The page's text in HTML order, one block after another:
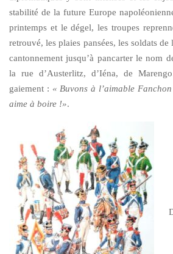
stabilité de la future Europe
printemps et le dégel, les troupes
retrouvé, les plaies pansées, les soldats
cantonnement jusqu’à pancarter le nom
la rue d’Austerlitz, d’Iéna, de
gaiement : « Buvons à l’aimable
aime à boire !».